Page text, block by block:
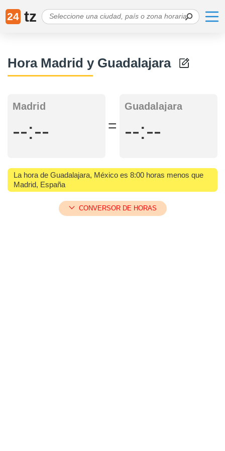
24 tz
Hora Madrid y Guadalajara
Madrid
--:-- =
Guadalajara
--:--
La hora de Guadalajara, México es 8:00 horas menos que
Madrid, España
CONVERSOR DE HORAS